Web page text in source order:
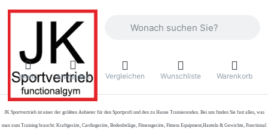
Menü Anmelden Vergleichen Wunschliste Warenkorb
JK Sportvertrieb ist einer der größten Anbieter für den Sportprofi und den zu Hause Trainierenden. Bei uns finden Sie fast alles, was
man zum Training braucht: Kraftgeräte, Cardiogeräte, Bodenbeläge, Fitnessgeräte, Fitness Equipment,Hanteln & Gewichte, Functional